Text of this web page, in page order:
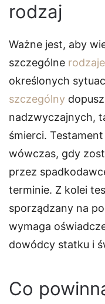
rodzaj
Ważne jest, aby
szczególne
określonych
szczególny
nadzwyczajnych,
śmierci.
wówczas, gdy
przez
terminie. Z kolei
sporządzany na
wymaga
dowódcy statku i
Co